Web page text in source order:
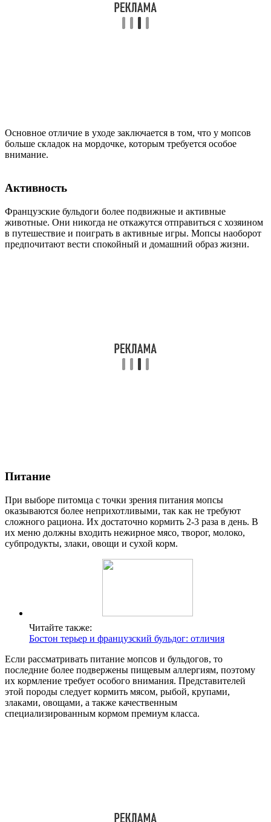
Основное отличие в уходе заключается в том, что у мопсов
больше складок на мордочке, которым требуется особое
внимание.
Активность
Французские бульдоги более подвижные и активные
животные. Они никогда не откажутся отправиться с хозяином
в путешествие и поиграть в активные игры. Мопсы наоборот
предпочитают вести спокойный и домашний образ жизни.
Питание
При выборе питомца с точки зрения питания мопсы
оказываются более неприхотливыми, так как не требуют
сложного рациона. Их достаточно кормить 2-3 раза в день. В
их меню должны входить нежирное мясо, творог, молоко,
субпродукты, злаки, овощи и сухой корм.
Читайте также:
Бостон терьер и французский бульдог: отличия
Если рассматривать питание мопсов и бульдогов, то
последние более подвержены пищевым аллергиям, поэтому
их кормление требует особого внимания. Представителей
этой породы следует кормить мясом, рыбой, крупами,
злаками, овощами, а также качественным
специализированным кормом премиум класса.